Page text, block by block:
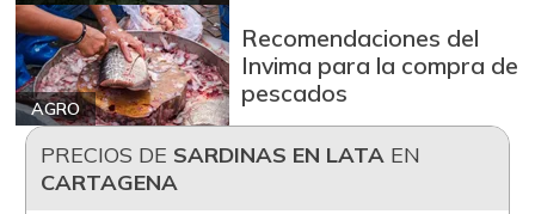
AGRO
Recomendaciones del
Invima para la compra de
pescados
PRECIOS DE SARDINAS EN LATAEN
CARTAGENA